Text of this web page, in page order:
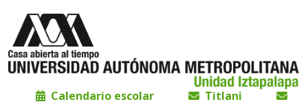
Calendario escolar
Titlani